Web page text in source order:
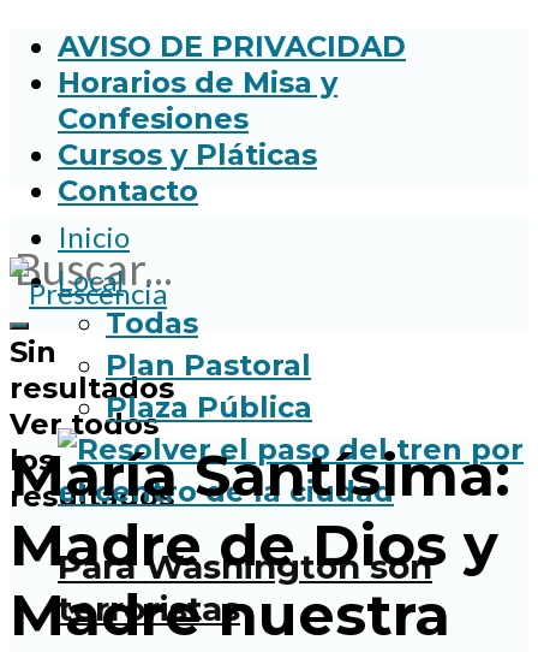
AVISO DE PRIVACIDAD
Horarios de Misa y
Confesiones
Cursos y Pláticas
Contacto
Sin
resultados
Ver todos
los
resultados
Inicio
Local
Todas
Plan Pastoral
Plaza Pública
Para Washington son
terroristas
María Santísima:
Madre de Dios y
Madre nuestra